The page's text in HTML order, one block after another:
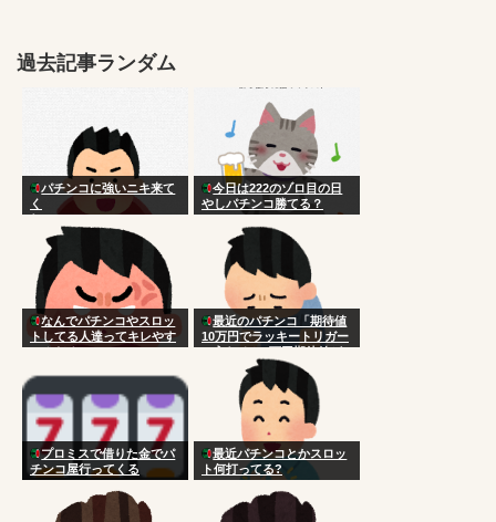
過去記事ランダム
パチンコに強いニキ来て
く
れ！！！！！！！！！！！
！！！！！！！！！！
今日は222のゾロ目の日
やしパチンコ勝てる？
なんでパチンコやスロッ
トしてる人達ってキレやす
いんだろ
最近のパチンコ「期待値
10万円でラッキートリガー
に入れると3万円期待値が
手に入るよ！」
プロミスで借りた金でパ
チンコ屋行ってくる
最近パチンコとかスロッ
ト何打ってる?